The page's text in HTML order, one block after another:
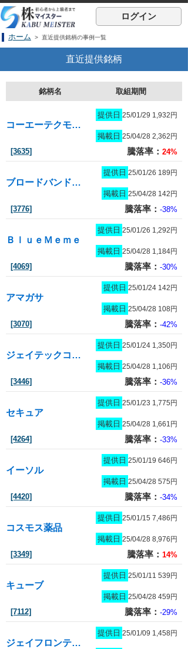
ログイン
ホーム > 直近提供銘柄の事例一覧
直近提供銘柄
銘柄名 取組期間
コーエーテクモホールディングス
提供日 25/01/29 1,932円
掲載日 25/04/28 2,362円
[3635] 騰落率： 24%
ブロードバンドタワー
提供日 25/01/26 189円
掲載日 25/04/28 142円
[3776] 騰落率： -38%
ＢｌｕｅＭｅｍｅ
提供日 25/01/26 1,292円
掲載日 25/04/28 1,184円
[4069] 騰落率： -30%
アマガサ
提供日 25/01/24 142円
掲載日 25/04/28 108円
[3070] 騰落率： -42%
ジェイテックコーポレーション
提供日 25/01/24 1,350円
掲載日 25/04/28 1,106円
[3446] 騰落率： -36%
セキュア
提供日 25/01/23 1,775円
掲載日 25/04/28 1,661円
[4264] 騰落率： -33%
イーソル
提供日 25/01/19 646円
掲載日 25/04/28 575円
[4420] 騰落率： -34%
コスモス薬品
提供日 25/01/15 7,486円
掲載日 25/04/28 8,976円
[3349] 騰落率： 14%
キューブ
提供日 25/01/11 539円
掲載日 25/04/28 459円
[7112] 騰落率： -29%
ジェイフロンティア
提供日 25/01/09 1,458円